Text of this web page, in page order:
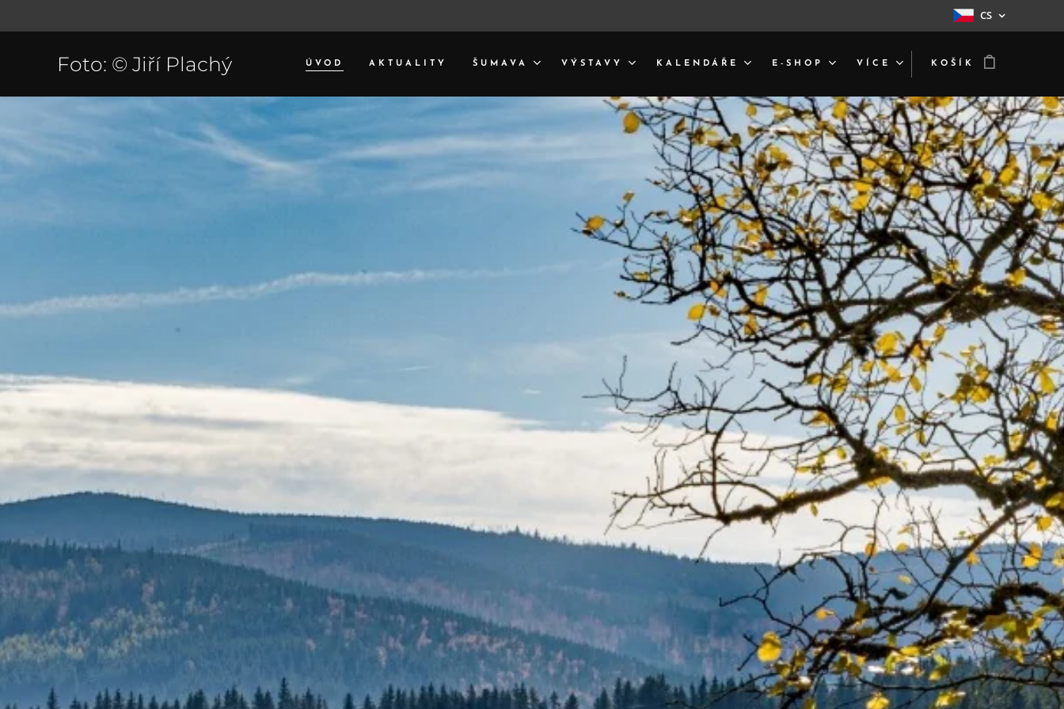
CS
Foto: © Jiří Plachý ÚVOD AKTUALITY ŠUMAVA VÝSTAVY KALENDÁŘE E-SHOP VÍCE KOŠÍK